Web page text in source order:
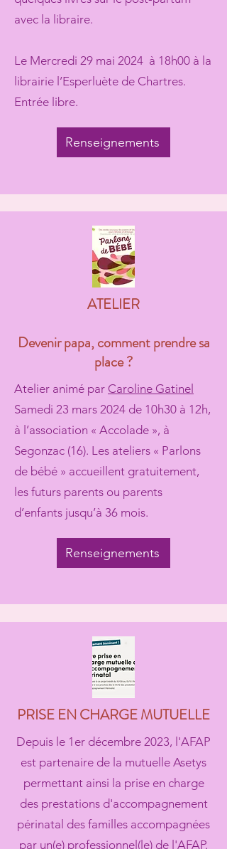
avec la libraire.
Le Mercredi 29 mai 2024 à 18h00 à la
librairie l’Esperluète de Chartres.
Entrée libre.
Renseignements
ATELIER
Devenir papa, comment prendre sa
place ?
Atelier animé par Caroline Gatinel
Samedi 23 mars 2024 de 10h30 à 12h,
à l’association « Accolade », à
Segonzac (16). Les ateliers « Parlons
de bébé » accueillent gratuitement,
les futurs parents ou parents
d’enfants jusqu’à 36 mois.
Renseignements
PRISE EN CHARGE MUTUELLE
Depuis le 1er décembre 2023, l'AFAP
est partenaire de la mutuelle Asetys
permettant ainsi la prise en charge
des prestations d'accompagnement
périnatal des familles accompagnées
par un(e) professionnel(le) de l'AFAP.